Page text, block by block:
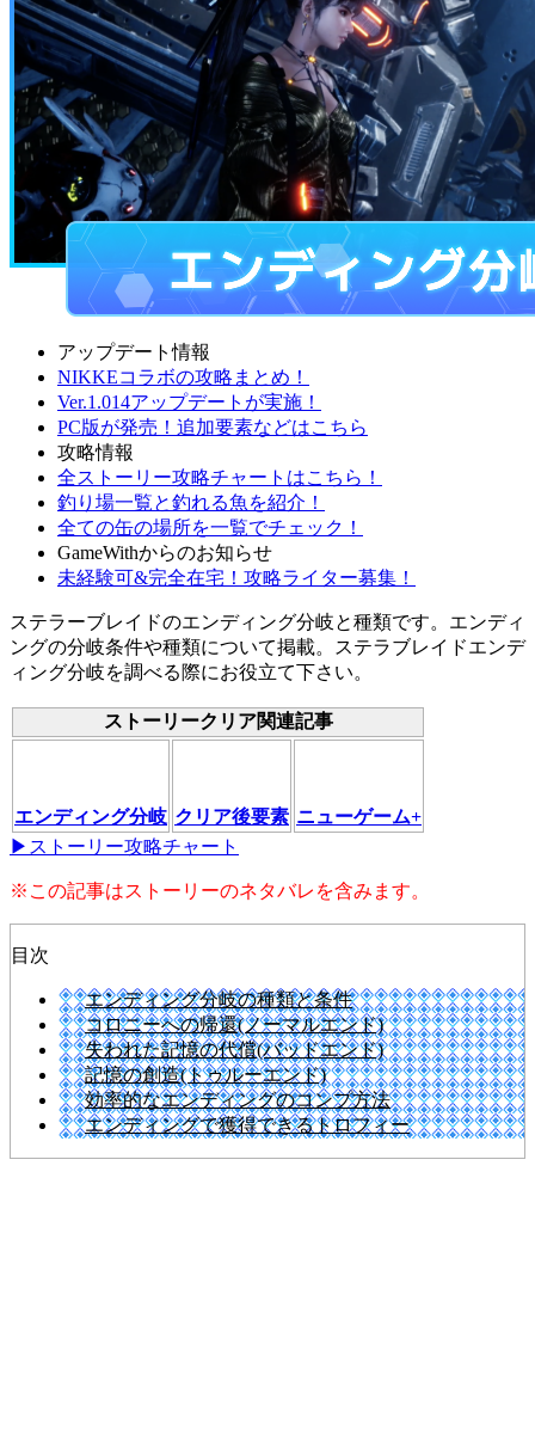
アップデート情報
NIKKEコラボの攻略まとめ！
Ver.1.014アップデートが実施！
PC版が発売！追加要素などはこちら
攻略情報
全ストーリー攻略チャートはこちら！
釣り場一覧と釣れる魚を紹介！
全ての缶の場所を一覧でチェック！
GameWithからのお知らせ
未経験可&完全在宅！攻略ライター募集！
ステラーブレイドのエンディング分岐と種類です。エンディ
ングの分岐条件や種類について掲載。ステラブレイドエンデ
ィング分岐を調べる際にお役立て下さい。
ストーリークリア関連記事
エンディング分岐 クリア後要素 ニューゲーム+
▶ストーリー攻略チャート
※この記事はストーリーのネタバレを含みます。
目次
エンディング分岐の種類と条件
コロニーへの帰還(ノーマルエンド)
失われた記憶の代償(バッドエンド)
記憶の創造(トゥルーエンド)
効率的なエンディングのコンプ方法
エンディングで獲得できるトロフィー